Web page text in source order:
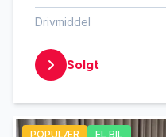
Drivmiddel
Solgt
POPULÆR EL BIL